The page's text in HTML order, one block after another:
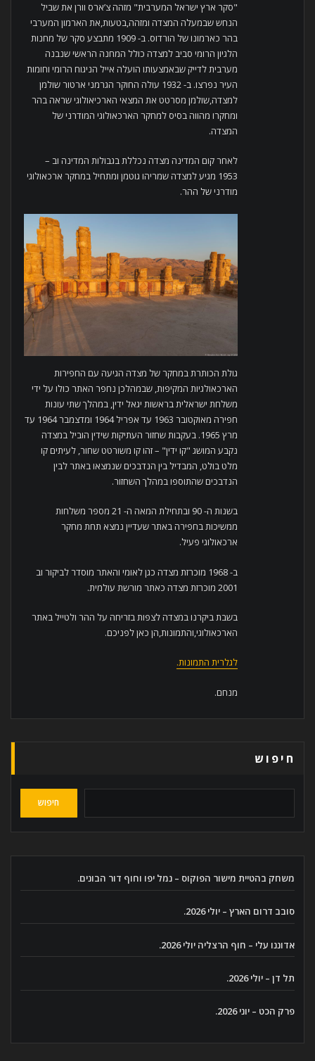
"סקר ארץ ישראל המערבית" מזהה צ’ארס וורן את שביל
הנחש שבמעלה המצדה ומזהה,בטעות,את הארמון המערבי
בהר כארמונו של הורדוס. ב- 1909 מתבצע סקר של מחנות
הלגיון הרומי סביב למצדה כולל המחנה הראשי שנבנה
מערבית לדייק שבאמצעותו הועלה אייל הניגוח הרומי וחומות
העיר נפרצו. ב- 1932 עולה החוקר הגרמני ארטור שולמן
למצדה,שולמן מסרטט את המצאי הארכיאולוגי שראה בהר
ומחקרו מהווה בסיס למחקר הארכאולוגי המודרני של
המצדה.
לאחר קום המדינה מצדה נכללת בגבולות המדינה וב –
1953 מגיע למצדה שמריהו גוטמן ומתחיל במחקר ארכאולוגי
מודרני של ההר.
גולת הכותרת במחקר של מצדה הגיעה עם החפירות
הארכאולגיות המקיפות, שבמהלכן נחפר האתר כולו על ידי
משלחת ישראלית בראשות יגאל ידין, במהלך שתי עונות
חפירה מאוקטובר 1963 עד אפריל 1964 ומדצמבר 1964 עד
מרץ 1965. בעקבות שחזור העתיקות שידין הוביל במצדה
נקבע המושג "קו ידין" – זהו קו משורטט שחור, לעיתים קו
מלט בולט, המבדיל בין הנדבכים שנמצאו באתר לבין
הנדבכים שהתוספו במהלך השחזור.
בשנות ה- 90 ובתחילת המאה ה- 21 מספר משלחות
ממשיכות בחפירה באתר שעדיין נמצא תחת מחקר
ארכאולוגי פעיל.
ב- 1968 מוכרזת מצדה כגן לאומי והאתר מוסדר לביקור וב
2001 מוכרזת מצדה כאתר מורשת עולמית.
בשבת ביקרנו במצדה לצפות בזריחה על ההר ולטייל באתר
הארכאולוגי,והתמונות,הן כאן לפניכם.
לגלרית התמונות.
מנחם.
חיפוש
חיפוש
משחק בהטיית מישור הפוקוס – נמל יפו וחוף דור הבונים.
סובב דרום הארץ – יולי 2026.
אדוננו עלי – חוף הרצליה יולי 2026.
תל דן – יולי 2026.
פרק הכט – יוני 2026.